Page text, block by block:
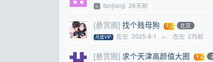
⭐ fanjiang 26天前
[悬赏圈] 找个贱母狗 北京
月度VIP 左左 2025-8-1 ← 左左 2月前
[悬赏圈] 求个天津高颜值大圈